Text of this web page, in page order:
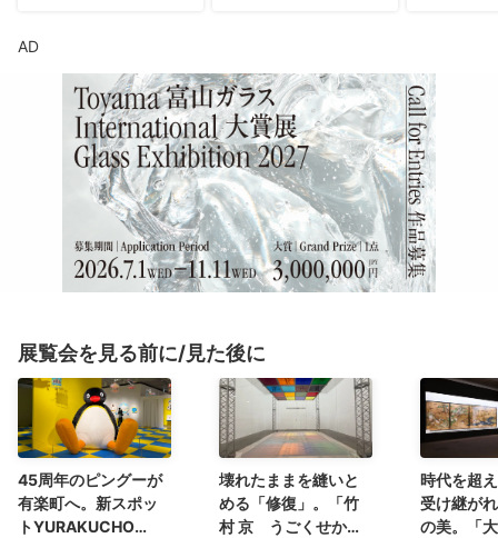
AD
展覧会を見る前に/見た後に
45周年のピングーが
有楽町へ。新スポッ
トYURAKUCHO
壊れたままを縫いと
める「修復」。「竹
村 京 うごくせか
時代を超
受け継が
の美。「